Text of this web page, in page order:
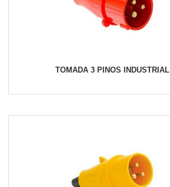
TOMADA 3 PINOS INDUSTRIAL